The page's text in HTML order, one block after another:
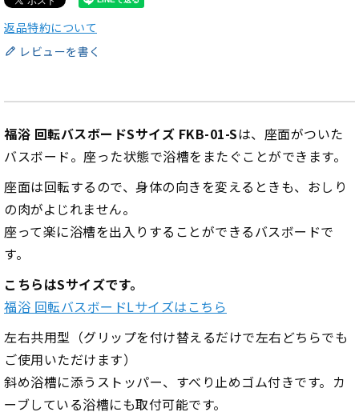
返品特約について
レビューを書く
福浴 回転バスボードSサイズ FKB-01-Sは、座面がついた
バスボード。座った状態で浴槽をまたぐことができます。
座面は回転するので、身体の向きを変えるときも、おしり
の肉がよじれません。
座って楽に浴槽を出入りすることができるバスボードで
す。
こちらはSサイズです。
福浴 回転バスボードLサイズはこちら
左右共用型（グリップを付け替えるだけで左右どちらでも
ご使用いただけます）
斜め浴槽に添うストッパー、すべり止めゴム付きです。カ
ーブしている浴槽にも取付可能です。